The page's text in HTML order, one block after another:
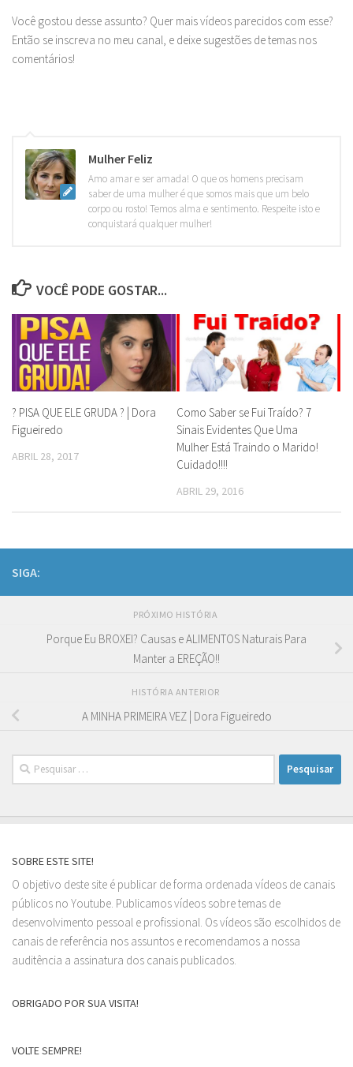
Você gostou desse assunto? Quer mais vídeos parecidos com esse?
Então se inscreva no meu canal, e deixe sugestões de temas nos
comentários!
Mulher Feliz
Amo amar e ser amada! O que os homens precisam
saber de uma mulher é que somos mais que um belo
corpo ou rosto! Temos alma e sentimento. Respeite isto e
conquistará qualquer mulher!
VOCÊ PODE GOSTAR...
? PISA QUE ELE GRUDA ? | Dora
Figueiredo
ABRIL 28, 2017
Como Saber se Fui Traído? 7
Sinais Evidentes Que Uma
Mulher Está Traindo o Marido!
Cuidado!!!!
ABRIL 29, 2016
SIGA:
PRÓXIMO HISTÓRIA
Porque Eu BROXEI? Causas e ALIMENTOS Naturais Para
Manter a EREÇÃO!!
HISTÓRIA ANTERIOR
A MINHA PRIMEIRA VEZ | Dora Figueiredo
Pesquisar
por:
SOBRE ESTE SITE!
O objetivo deste site é publicar de forma ordenada vídeos de canais
públicos no Youtube. Publicamos vídeos sobre temas de
desenvolvimento pessoal e profissional. Os vídeos são escolhidos de
canais de referência nos assuntos e recomendamos a nossa
auditência a assinatura dos canais publicados.
OBRIGADO POR SUA VISITA!
VOLTE SEMPRE!